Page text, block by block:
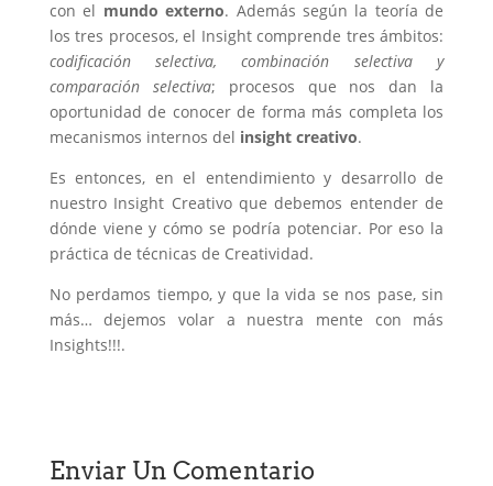
con el mundo externo. Además según la teoría de
los tres procesos, el Insight comprende tres ámbitos:
codificación selectiva, combinación selectiva y
comparación selectiva; procesos que nos dan la
oportunidad de conocer de forma más completa los
mecanismos internos del insight creativo.
Es entonces, en el entendimiento y desarrollo de
nuestro Insight Creativo que debemos entender de
dónde viene y cómo se podría potenciar. Por eso la
práctica de técnicas de Creatividad.
No perdamos tiempo, y que la vida se nos pase, sin
más… dejemos volar a nuestra mente con más
Insights!!!.
Enviar Un Comentario